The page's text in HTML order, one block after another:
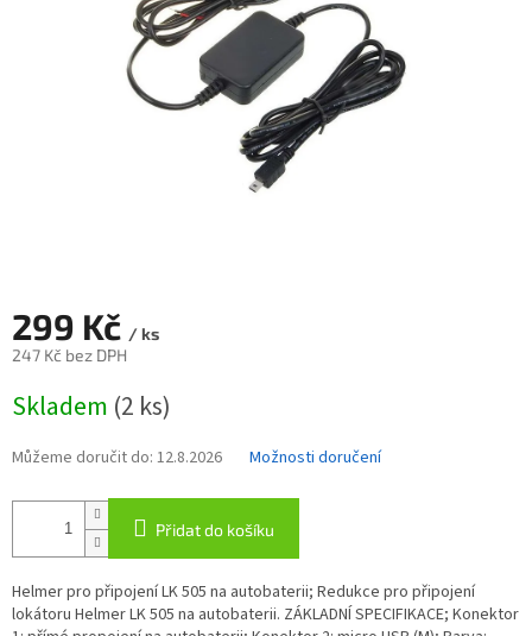
299 Kč / ks
247 Kč bez DPH
cena:
Skladem (2 ks)
Můžeme doručit do: 12.8.2026 Možnosti doručení
Přidat do košíku
Helmer pro připojení LK 505 na autobaterii; Redukce pro připojení
lokátoru Helmer LK 505 na autobaterii. ZÁKLADNÍ SPECIFIKACE; Konektor